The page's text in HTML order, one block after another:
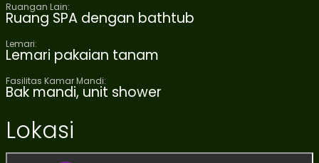
Ruangan Lain:
Ruang SPA dengan bathtub
Lemari:
Lemari pakaian tanam
Fasilitas Kamar Mandi:
Bak mandi, unit shower
Lokasi